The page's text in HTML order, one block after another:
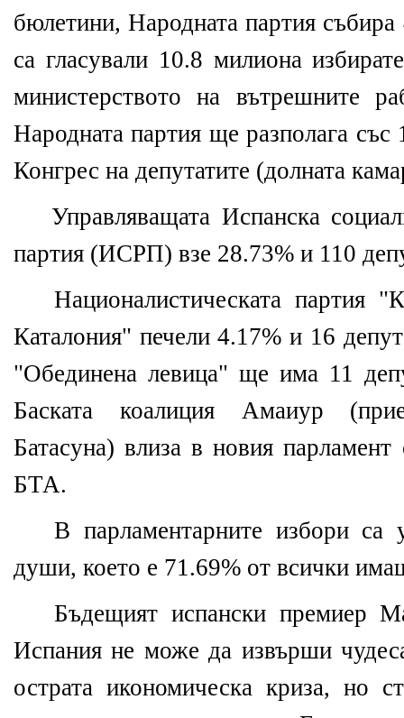
бюлетини, Народната партия
са гласували 10.8 милиона
министерството на вътрешните
Народната партия ще разполага
Конгрес на депутатите (долната
Управляващата Испанска
партия (ИСРП) взе 28.73% и 110
Националистическата партия
Каталония" печели 4.17% и 16
"Обединена левица" ще има 11
Баската коалиция Амаиур
Батасуна) влиза в новия
БТА.
В парламентарните избори са
души, което е 71.69% от всички
Бъдещият испански премиер
Испания не може да извърши
острата икономическа криза, но